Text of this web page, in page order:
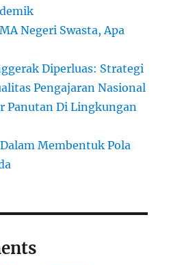
Negeri Swasta, Apa
Diperluas: Strategi
Pengajaran Nasional
Panutan Di Lingkungan
Membentuk Pola